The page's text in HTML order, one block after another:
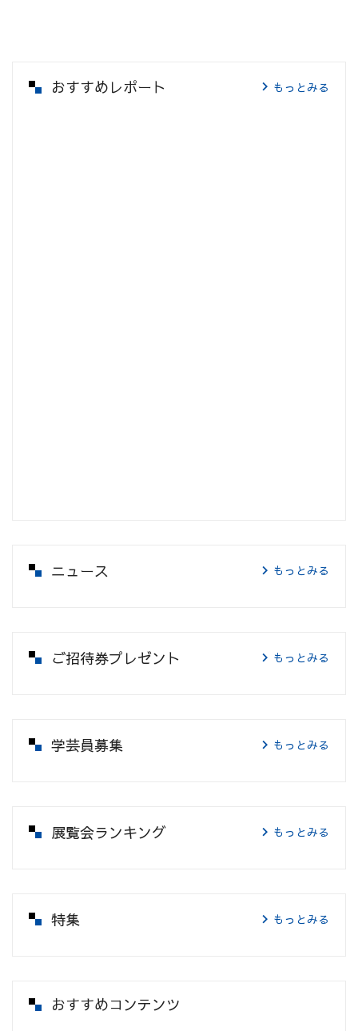
おすすめレポート もっとみる
ニュース もっとみる
ご招待券プレゼント もっとみる
学芸員募集 もっとみる
展覧会ランキング もっとみる
特集 もっとみる
おすすめコンテンツ